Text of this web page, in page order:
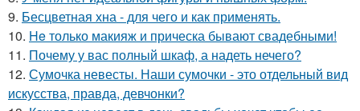
9. Бесцветная хна - для чего и как применять.
10. He только макияж и прическа бывают свадебными!
11. Почему у вас полный шкаф, а надеть нечего?
12. Сумочка невесты. Наши сумочки - это отдельный вид
искусства, правда, девчонки?